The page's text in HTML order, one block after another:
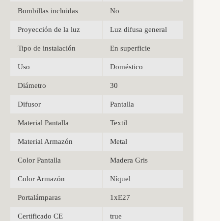
Bombillas incluidas No
Proyección de la luz Luz difusa general
Tipo de instalación En superficie
Uso Doméstico
Diámetro 30
Difusor Pantalla
Material Pantalla Textil
Material Armazón Metal
Color Pantalla Madera Gris
Color Armazón Níquel
Portalámparas 1xE27
Certificado CE true